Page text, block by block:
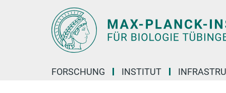
FORSCHUNG INSTITUT